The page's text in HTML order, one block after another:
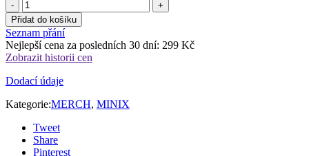
369 Kč.299 Kč.
Přidat do košíku
Seznam přání
Nejlepší cena za posledních 30 dní: 299 Kč
Zobrazit historii cen
Dodací údaje
Kategorie:MERCH, MINIX
Tweet
Share
Pinterest